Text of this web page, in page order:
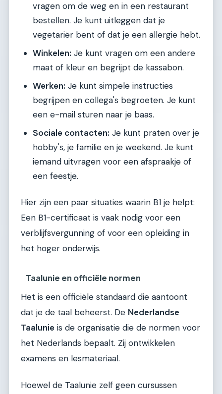
vragen om de weg en in een restaurant
bestellen. Je kunt uitleggen dat je
vegetariër bent of dat je een allergie hebt.
Winkelen: Je kunt vragen om een andere
maat of kleur en begrijpt de kassabon.
Werken: Je kunt simpele instructies
begrijpen en collega's begroeten. Je kunt
een e-mail sturen naar je baas.
Sociale contacten: Je kunt praten over je
hobby's, je familie en je weekend. Je kunt
iemand uitvragen voor een afspraakje of
een feestje.
Hier zijn een paar situaties waarin B1 je helpt:
Een B1-certificaat is vaak nodig voor een
verblijfsvergunning of voor een opleiding in
het hoger onderwijs.
Taalunie en officiële normen
Het is een officiële standaard die aantoont
dat je de taal beheerst. De Nederlandse
Taalunie is de organisatie die de normen voor
het Nederlands bepaalt. Zij ontwikkelen
examens en lesmateriaal.
Hoewel de Taalunie zelf geen cursussen